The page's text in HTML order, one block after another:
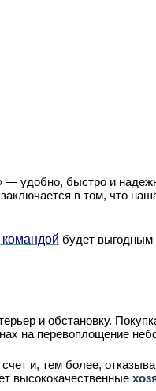
удобно, быстро и
в том, что
командой будет выгодным
и обстановку.
на перевоплощение
и, тем более,
высококачественные